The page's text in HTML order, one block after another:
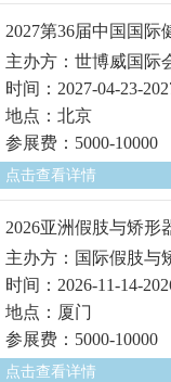
2027第36届中国国际
主办方：世博威国际
时间：2027-04-23-
地点：北京
参展费：5000-10000
点击查看详情
2026亚洲假肢与矫形
主办方：国际假肢与
时间：2026-11-14-
地点：厦门
参展费：5000-10000
点击查看详情